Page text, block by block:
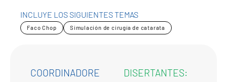
INCLUYE LOS SIGUIENTES TEMAS
Faco Chop Simulación de cirugía de catarata
COORDINADORE
DISERTANTES: